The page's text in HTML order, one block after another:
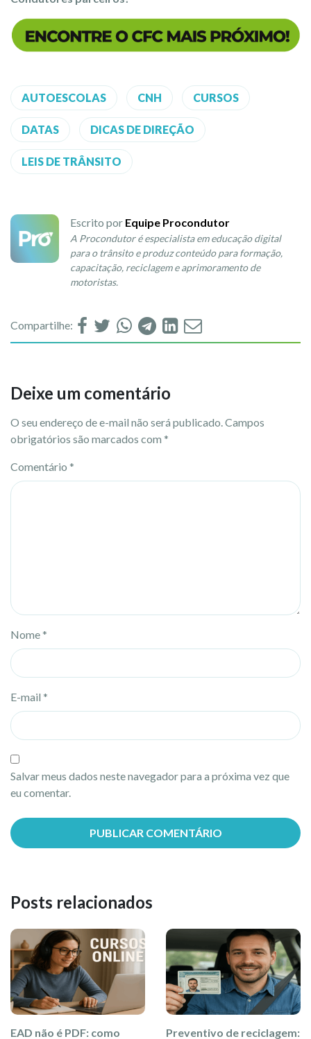
AUTOESCOLAS CNH CURSOS
DATAS DICAS DE DIREÇÃO
LEIS DE TRÂNSITO
Escrito por Equipe Procondutor
A Procondutor é especialista em educação digital
para o trânsito e produz conteúdo para formação,
capacitação, reciclagem e aprimoramento de
motoristas.
Compartilhe:
Deixe um comentário
O seu endereço de e-mail não será publicado.Campos
obrigatórios são marcados com *
Comentário *
Nome*
E-mail *
Salvar meus dados neste navegador para a próxima vez que
eu comentar.
Posts relacionados
EAD não é PDF: como
Preventivo de reciclagem: